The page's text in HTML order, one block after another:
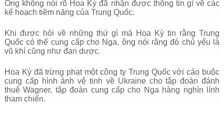
Ông không nói rõ Hoa Kỳ đã nhận được thông tin gì về các
kế hoạch tiềm năng của Trung Quốc.
Khi được hỏi về những thứ gì mà Hoa Kỳ tin rằng Trung
Quốc có thể cung cấp cho Nga, ông nói rằng đó chủ yếu là
vũ khí cũng như đạn dược.
Hoa Kỳ đã trừng phạt một công ty Trung Quốc với cáo buộc
cung cấp hình ảnh vệ tinh về Ukraine cho tập đoàn đánh
thuê Wagner, tập đoàn cung cấp cho Nga hàng nghìn lính
tham chiến.